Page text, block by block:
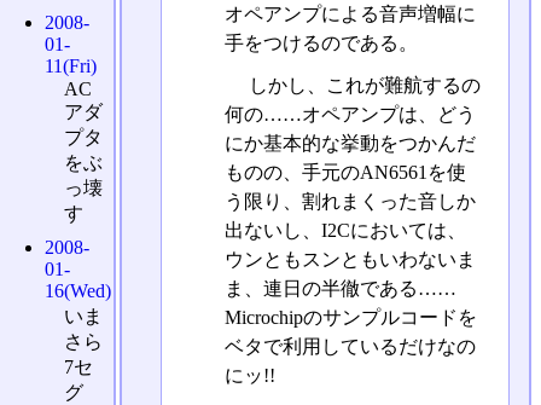
オペアンプによる音声増幅に
手をつけるのである。
しかし、これが難航するの
何の……オペアンプは、どう
にか基本的な挙動をつかんだ
ものの、手元のAN6561を使
う限り、割れまくった音しか
出ないし、I2Cにおいては、
ウンともスンともいわないま
ま、連日の半徹である……
Microchipのサンプルコードを
ベタで利用しているだけなの
にッ!!
2008-
01-
11(Fri)
AC
アダ
プタ
をぶ
っ壊
す
2008-
01-
16(Wed)
いま
さら
7セ
グ